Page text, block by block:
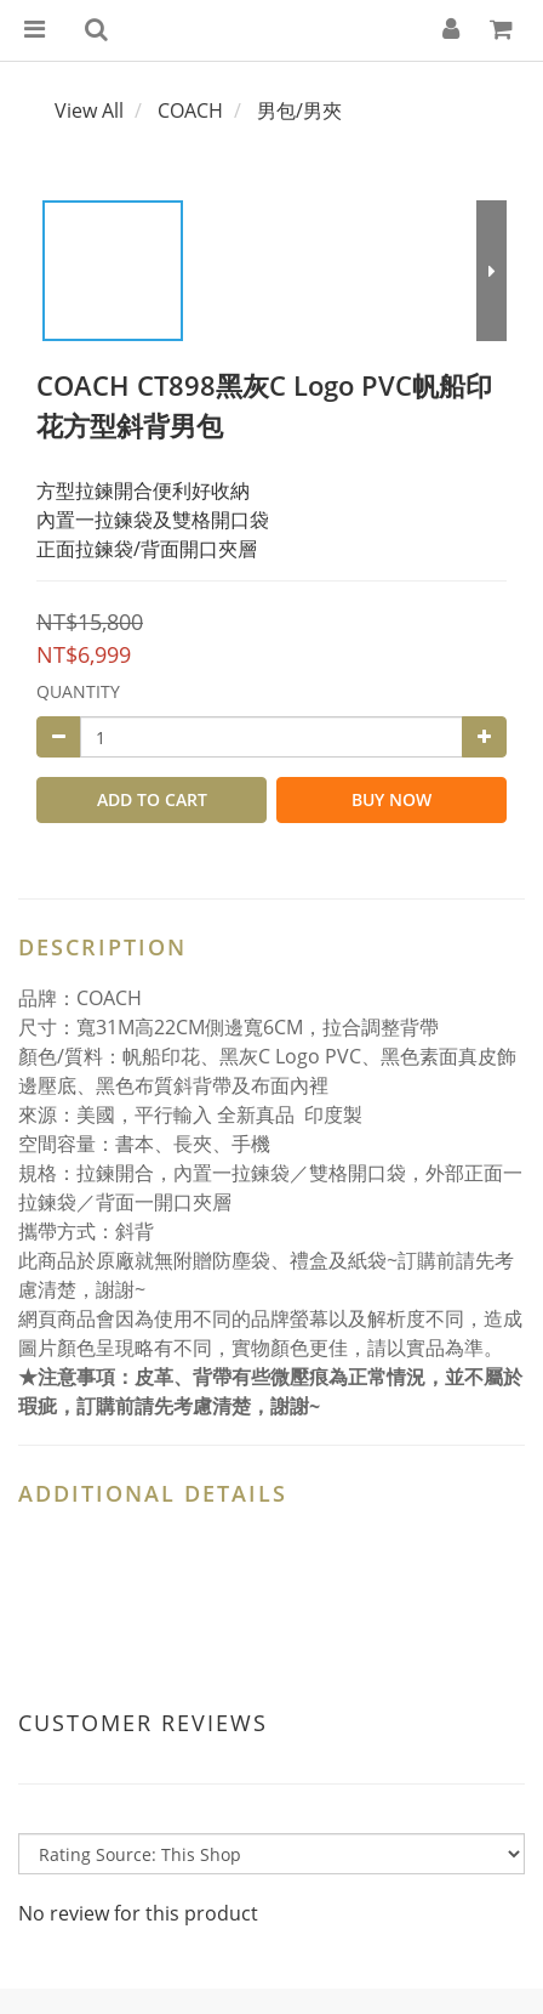
View All COACH 男包/男夾
COACH CT898黑灰C Logo PVC帆船印
花方型斜背男包
方型拉鍊開合便利好收納
內置一拉鍊袋及雙格開口袋
正面拉鍊袋/背面開口夾層
NT$15,800
NT$6,999
QUANTITY
ADD TO CART BUY NOW
DESCRIPTION
品牌：COACH
尺寸：寬31M高22CM側邊寬6CM，拉合調整背帶
顏色/質料：帆船印花、黑灰C Logo PVC、黑色素面真皮飾
邊壓底、黑色布質斜背帶及布面內裡
來源：美國，平行輸入 全新真品 印度製
空間容量：書本、長夾、手機
規格：拉鍊開合，內置一拉鍊袋／雙格開口袋，外部正面一
拉鍊袋／背面一開口夾層
攜帶方式：斜背
此商品於原廠就無附贈防塵袋、禮盒及紙袋~訂購前請先考
慮清楚，謝謝~
網頁商品會因為使用不同的品牌螢幕以及解析度不同，造成
圖片顏色呈現略有不同，實物顏色更佳，請以實品為準。
★注意事項：皮革、背帶有些微壓痕為正常情況，並不屬於
瑕疵，訂購前請先考慮清楚，謝謝~
ADDITIONAL DETAILS
CUSTOMER REVIEWS
No review for this product